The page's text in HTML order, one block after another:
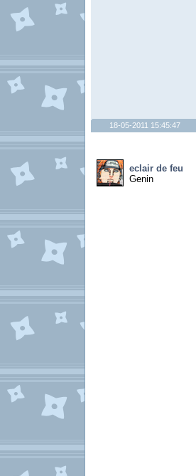
18-05-2011 15:45:47
eclair de feu
Genin